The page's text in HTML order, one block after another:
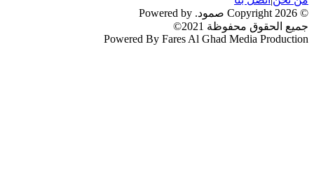
© 2026 Copyright صمود. Powered by
جميع الحقوق محفوظة 2021©
Powered By Fares Al Ghad Media Production